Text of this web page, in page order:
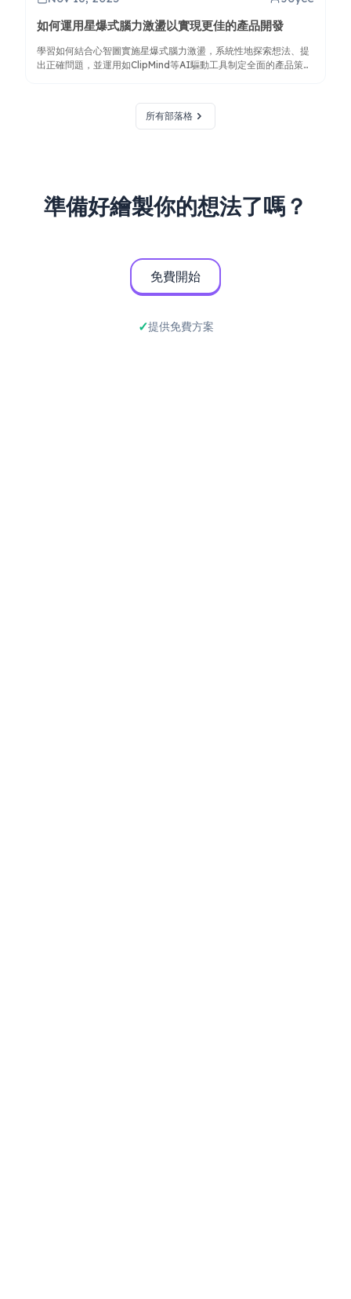
如何運用星爆式腦力激盪以實現更佳的產品開發
學習如何結合心智圖實施星爆式腦力激盪，系統性地探索想法、提
出正確問題，並運用如ClipMind等AI驅動工具制定全面的產品策
所有部落格
準備好繪製你的想法了嗎？
免費開始
提供免費方案